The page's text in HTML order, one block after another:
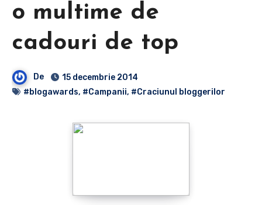
o multime de
cadouri de top
De
15 decembrie 2014
#blogawards, #Campanii, #Craciunul bloggerilor